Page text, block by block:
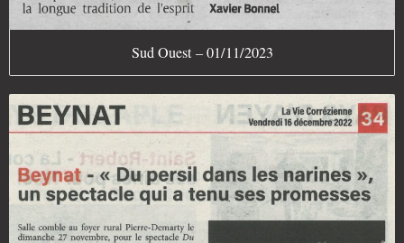
Sud Ouest – 01/11/2023